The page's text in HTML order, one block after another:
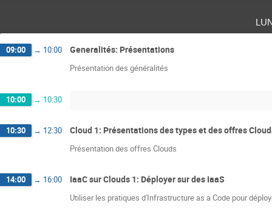
09:00 → 10:00 Generalités: Présentations
Présentation des généralités
10:00 → 10:30
10:30 → 12:30 Cloud 1: Présentations des types et des offres
Présentation des offres Clouds
14:00 → 16:00 IaaC sur Clouds 1: Déployer sur des IaaS
Utiliser les pratiques d'Infrastructure as a Code pour